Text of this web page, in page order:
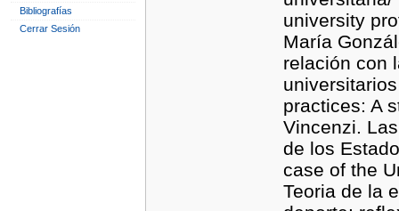
Bibliografías
Cerrar Sesión
university
María
relación con
practices: A
Vincenzi.
de los
case of the
Teoria de la